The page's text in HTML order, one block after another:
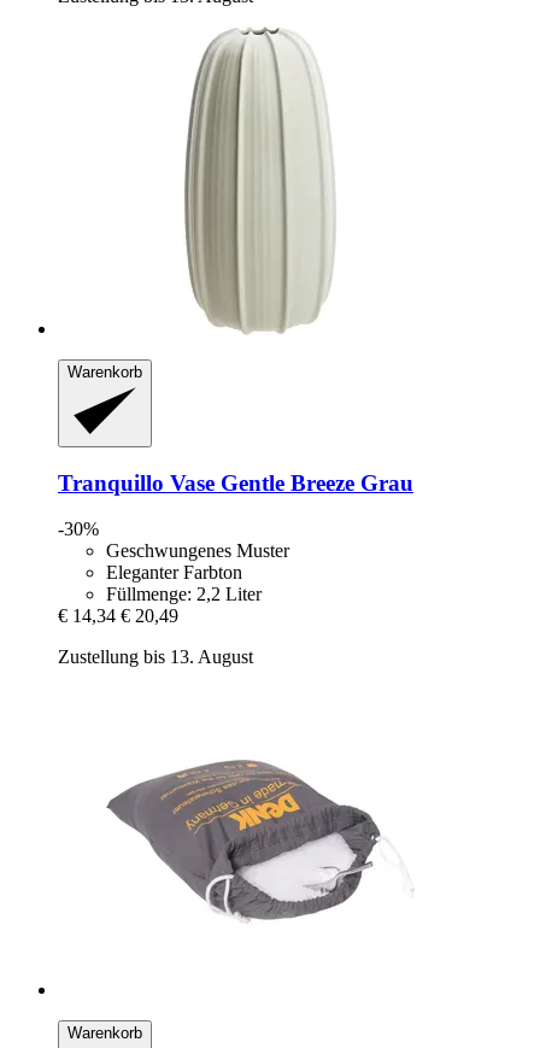
Warenkorb
Tranquillo Vase Gentle Breeze Grau
-30%
Geschwungenes Muster
Eleganter Farbton
Füllmenge: 2,2 Liter
€ 14,34 € 20,49
Zustellung bis 13. August
Warenkorb